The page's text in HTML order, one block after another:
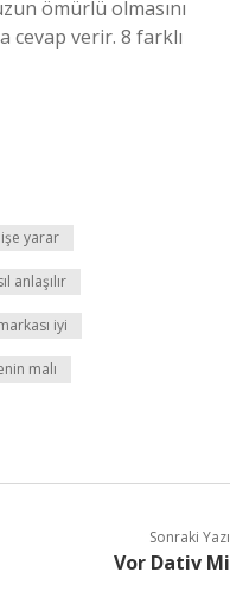
ömürlü olmasını
cevap verir. 8 farklı
yarar
anlaşılır
iyi
malı
Sonraki Yazı
Vor Dativ Mi